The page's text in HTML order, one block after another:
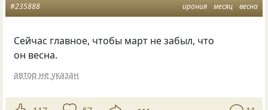
ирония месяц весна
#235888
Сейчас главное, чтобы март не забыл, что
он весна.
автор не указан